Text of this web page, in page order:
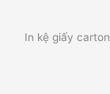
In kệ giấy carton